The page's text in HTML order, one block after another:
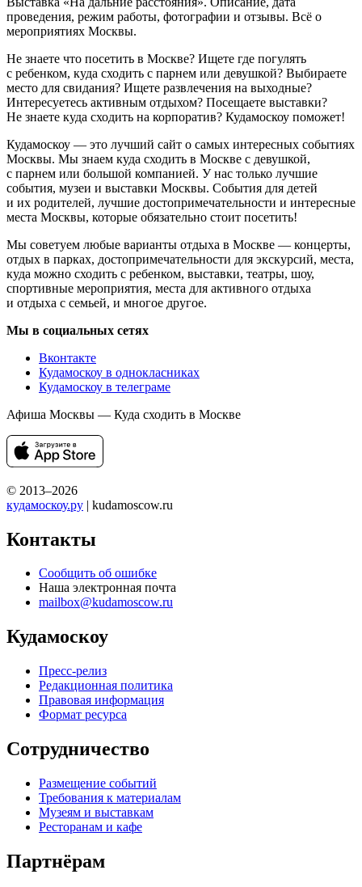
проведения, режим работы, фотографии и отзывы. Всё о
мероприятиях Москвы.
Не знаете что посетить в Москве? Ищете где погулять
с ребенком, куда сходить с парнем или девушкой? Выбираете
место для свидания? Ищете развлечения на выходные?
Интересуетесь активным отдыхом? Посещаете выставки?
Не знаете куда сходить на корпоратив? Кудамоскоу поможет!
Кудамоскоу — это лучший сайт о самых интересных событиях
Москвы. Мы знаем куда сходить в Москве с девушкой,
с парнем или большой компанией. У нас только лучшие
события, музеи и выставки Москвы. События для детей
и их родителей, лучшие достопримечательности и интересные
места Москвы, которые обязательно стоит посетить!
Мы советуем любые варианты отдыха в Москве — концерты,
отдых в парках, достопримечательности для экскурсий, места,
куда можно сходить с ребенком, выставки, театры, шоу,
спортивные мероприятия, места для активного отдыха
и отдыха с семьей, и многое другое.
Мы в социальных сетях
Вконтакте
Кудамоскоу в однокласниках
Кудамоскоу в телеграме
Афиша Москвы — Куда сходить в Москве
© 2013–2026
кудамоскоу.ру | kudamoscow.ru
Контакты
Сообщить об ошибке
Наша электронная почта
mailbox@kudamoscow.ru
Кудамоскоу
Пресс-релиз
Редакционная политика
Правовая информация
Формат ресурса
Сотрудничество
Размещение событий
Требования к материалам
Музеям и выставкам
Ресторанам и кафе
Партнёрам